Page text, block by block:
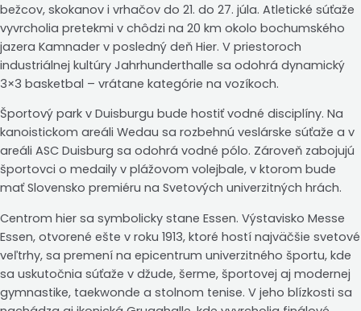
bežcov, skokanov i vrhačov do 21. do 27. júla. Atletické súťaže
vyvrcholia pretekmi v chôdzi na 20 km okolo bochumského
jazera Kamnader v posledný deň Hier. V priestoroch
industriálnej kultúry Jahrhunderthalle sa odohrá dynamický
3×3 basketbal – vrátane kategórie na vozíkoch.
Športový park v Duisburgu bude hostiť vodné disciplíny. Na
kanoistickom areáli Wedau sa rozbehnú veslárske súťaže a v
areáli ASC Duisburg sa odohrá vodné pólo. Zároveň zabojujú
športovci o medaily v plážovom volejbale, v ktorom bude
mať Slovensko premiéru na Svetových univerzitných hrách.
Centrom hier sa symbolicky stane Essen. Výstavisko Messe
Essen, otvorené ešte v roku 1913, ktoré hostí najväčšie svetové
veľtrhy, sa premení na epicentrum univerzitného športu, kde
sa uskutočnia súťaže v džude, šerme, športovej aj modernej
gymnastike, taekwonde a stolnom tenise. V jeho blízkosti sa